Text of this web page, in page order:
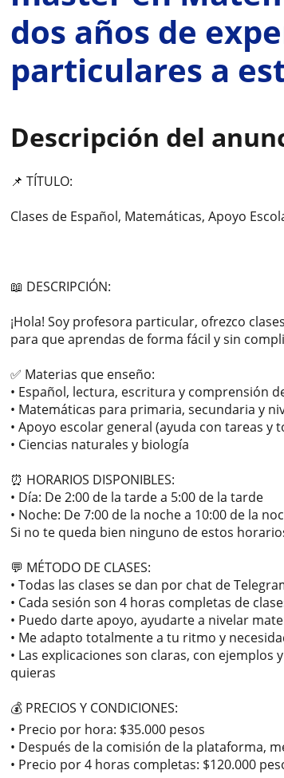
dos años de
particulares a
Descripción del
📌 TÍTULO:
Clases de Español, Matemáticas, Apoyo
📖 DESCRIPCIÓN:
¡Hola! Soy profesora particular, ofrezco
para que aprendas de forma fácil y sin
✅ Materias que enseño:
• Español, lectura, escritura y comprensión
• Matemáticas para primaria, secundaria y
• Apoyo escolar general (ayuda con tareas y
• Ciencias naturales y biología
⏰ HORARIOS DISPONIBLES:
• Día: De 2:00 de la tarde a 5:00 de la tarde
• Noche: De 7:00 de la noche a 10:00 de la
Si no te queda bien ninguno de estos
💬 MÉTODO DE CLASES:
• Todas las clases se dan por chat de
• Cada sesión son 4 horas completas de
• Puedo darte apoyo, ayudarte a nivelar
• Me adapto totalmente a tu ritmo y
• Las explicaciones son claras, con
quieras
💰 PRECIOS Y CONDICIONES:
• Precio por hora: $35.000 pesos
• Después de la comisión de la plataforma,
• Precio por 4 horas completas: $120.000